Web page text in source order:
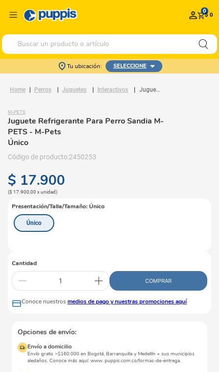
0$ 0
Buscar un producto o artículo
Tu ubicación: SELECCIONE
Perros Juguetes Interactivos Juguete Refrigerante Para Perro Sandia M-PETS
M-PETS
Juguete Refrigerante Para Perro Sandia M-
PETS - M-Pets
Único
2450253
$ 17.900
($ 17.900,00 xunidad)
Presentación/Talla/Tamaño:Único
Único
Cantidad
COMPRAR
Conoce nuestros medios de pago y nuestras promociones aquí
Opciones de envío:
Envío a domicilio
Envío gratis >$160.000 en Bogotá, Barranquilla y Medellín + sus municipios
aledaños. Conoce más aquí: www. puppis.com.co/formas-de-entrega.